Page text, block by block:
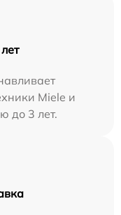
Miele и
до 3 лет.